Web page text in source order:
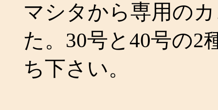
マシタから専用の
た。30号と40号の2
ち下さい。